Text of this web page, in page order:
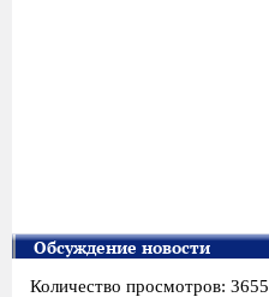
Обсуждение новости
Количество просмотров: 3655